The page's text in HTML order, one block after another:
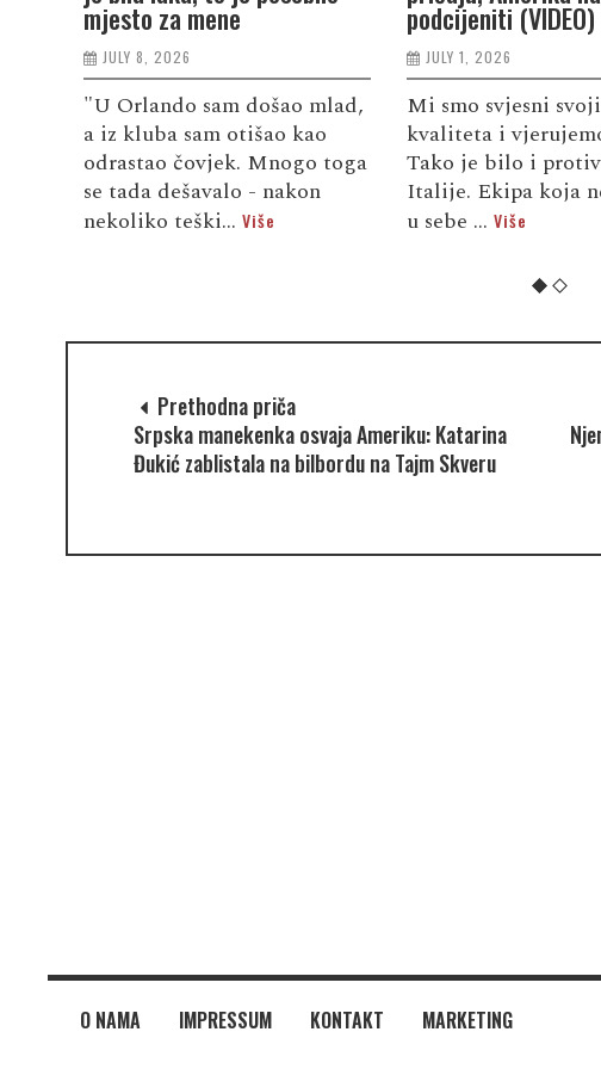
mjesto za mene
JULY 8, 2026
"U Orlando sam došao mlad,
a iz kluba sam otišao kao
odrastao čovjek. Mnogo toga
se tada dešavalo - nakon
nekoliko teški... Više
podcijeniti (VIDEO)
JULY 1, 2026
Mi smo svjesni
kvaliteta i
Tako je bilo i
Italije. Ekipa koja
u sebe ... Više
Prethodna priča
Srpska manekenka osvaja Ameriku: Katarina
Đukić zablistala na bilbordu na Tajm Skveru
O NAMA IMPRESSUM KONTAKT MARKETING